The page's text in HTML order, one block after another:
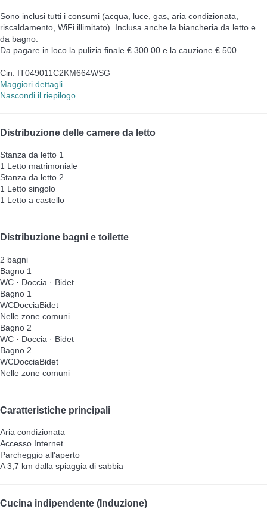
Sono inclusi tutti i consumi (acqua, luce, gas, aria condizionata,
riscaldamento, WiFi illimitato). Inclusa anche la biancheria da letto e
da bagno.
Da pagare in loco la pulizia finale € 300.00 e la cauzione € 500.
Cin: IT049011C2KM664WSG
Maggiori dettagli
Nascondi il riepilogo
Distribuzione delle camere da letto
Stanza da letto 1
1 Letto matrimoniale
Stanza da letto 2
1 Letto singolo
1 Letto a castello
Distribuzione bagni e toilette
2 bagni
Bagno 1
WC · Doccia · Bidet
Bagno 1
WCDocciaBidet
Nelle zone comuni
Bagno 2
WC · Doccia · Bidet
Bagno 2
WCDocciaBidet
Nelle zone comuni
Caratteristiche principali
Aria condizionata
Accesso Internet
Parcheggio all'aperto
A 3,7 km dalla spiaggia di sabbia
Cucina indipendente (Induzione)